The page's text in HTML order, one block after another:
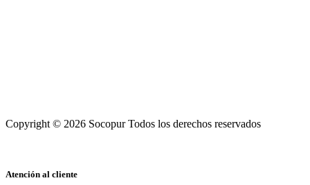
Copyright © 2026 Socopur Todos los derechos reservados
Atención al cliente